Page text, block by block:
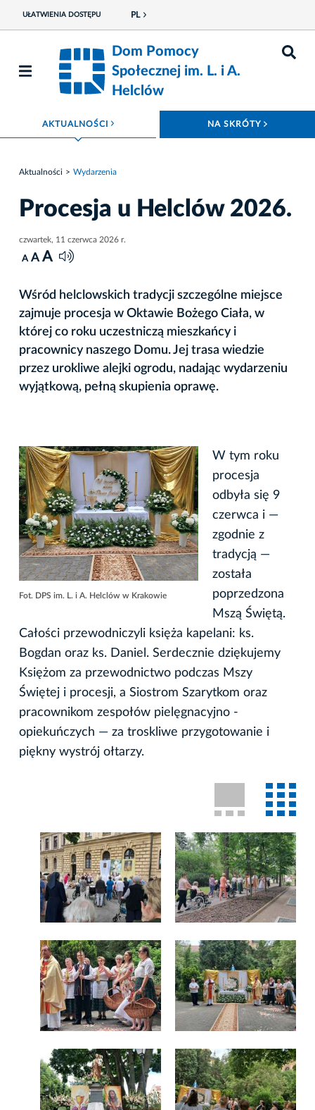
UŁATWIENIA DOSTĘPU PL
Dom Pomocy
Społecznej im. L. i A.
Helclów
AKTUALNOŚCI ROZWIŃ MENU NA SKRÓTY
Aktualności Wydarzenia
Procesja u Helclów 2026.
czwartek, 11 czerwca 2026 r.
A A A
Wśród helclowskich tradycji szczególne miejsce
zajmuje procesja w Oktawie Bożego Ciała, w
której co roku uczestniczą mieszkańcy i
pracownicy naszego Domu. Jej trasa wiedzie
przez urokliwe alejki ogrodu, nadając wydarzeniu
wyjątkową, pełną skupienia oprawę.
Fot. DPS im. L. i A. Helclów w Krakowie
W tym roku
procesja
odbyła się 9
czerwca i —
zgodnie z
tradycją —
została
poprzedzona
Mszą Świętą.
Całości przewodniczyli księża kapelani: ks.
Bogdan oraz ks. Daniel. Serdecznie dziękujemy
Księżom za przewodnictwo podczas Mszy
Świętej i procesji, a Siostrom Szarytkom oraz
pracownikom zespołów pielęgnacyjno -
opiekuńczych — za troskliwe przygotowanie i
piękny wystrój ołtarzy.